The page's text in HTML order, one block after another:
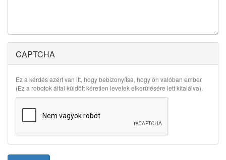
CAPTCHA
Ez a kérdés azért van itt, hogy bebizonyítsa, hogy ön valóban ember
(Ez a robotok által küldött kéretlen levelek elkerülésére lett kitalálva).